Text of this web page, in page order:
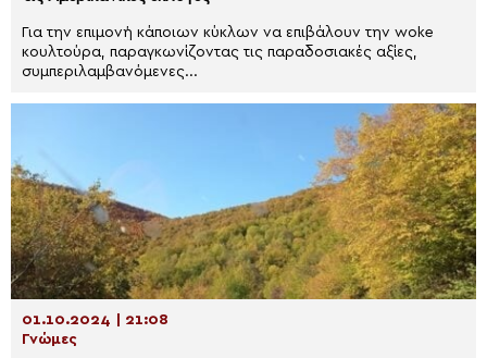
Για την επιμονή κάποιων κύκλων να επιβάλουν την woke
κουλτούρα, παραγκωνίζοντας τις παραδοσιακές αξίες,
συμπεριλαμβανόμενες...
01.10.2024 | 21:08
Γνώμες